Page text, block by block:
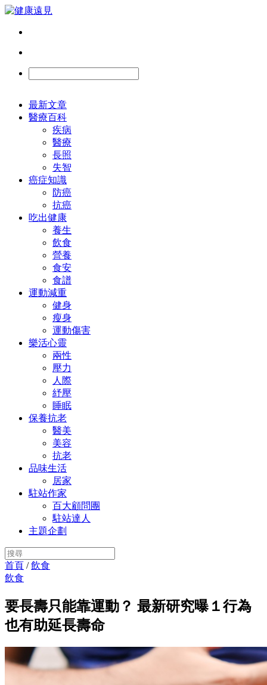
最新文章
醫療百科
疾病
醫療
長照
失智
癌症知識
防癌
抗癌
吃出健康
養生
飲食
營養
食安
食譜
運動減重
健身
瘦身
運動傷害
樂活心靈
兩性
壓力
人際
紓壓
睡眠
保養抗老
醫美
美容
抗老
品味生活
居家
駐站作家
百大顧問團
駐站達人
主題企劃
首頁 /飲食
飲食
要長壽只能靠運動？ 最新研究曝１行為
也有助延長壽命